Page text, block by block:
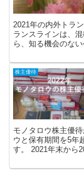
2021年の内外トラ
ランスラインは、
ら、知る機会のな
株主優待
モノタロウ株主優
ウと保有期間を5年
す。 2021年末から